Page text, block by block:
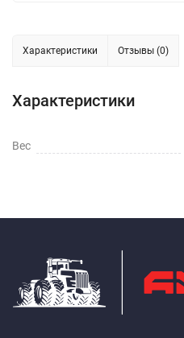
Характеристики Отзывы (0)
Характеристики
Вес